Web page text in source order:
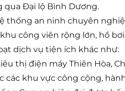
qua Đại lộ Bình Dương.
thống an ninh chuyên
công viên rộng lớn, hồ
dịch vụ tiện ích khác như:
thị điện máy Thiên Hòa,
các khu vực công cộng,